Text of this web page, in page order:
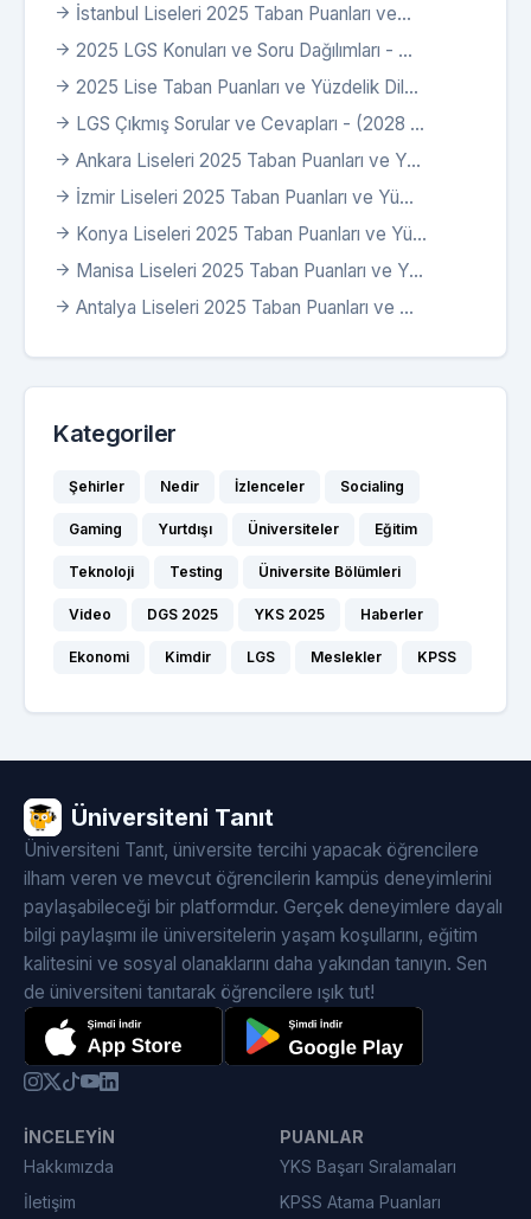
İstanbul Liseleri 2025 Taban Puanları ve...
2025 LGS Konuları ve Soru Dağılımları - ...
2025 Lise Taban Puanları ve Yüzdelik Dil...
LGS Çıkmış Sorular ve Cevapları - (2028 ...
Ankara Liseleri 2025 Taban Puanları ve Y...
İzmir Liseleri 2025 Taban Puanları ve Yü...
Konya Liseleri 2025 Taban Puanları ve Yü...
Manisa Liseleri 2025 Taban Puanları ve Y...
Antalya Liseleri 2025 Taban Puanları ve ...
Kategoriler
Şehirler Nedir İzlenceler Socialing
Gaming Yurtdışı Üniversiteler Eğitim
Teknoloji Testing Üniversite Bölümleri
Video DGS 2025 YKS 2025 Haberler
Ekonomi Kimdir LGS Meslekler KPSS
Üniversiteni Tanıt
Üniversiteni Tanıt, üniversite tercihi yapacak öğrencilere
ilham veren ve mevcut öğrencilerin kampüs deneyimlerini
paylaşabileceği bir platformdur. Gerçek deneyimlere dayalı
bilgi paylaşımı ile üniversitelerin yaşam koşullarını, eğitim
kalitesini ve sosyal olanaklarını daha yakından tanıyın. Sen
de üniversiteni tanıtarak öğrencilere ışık tut!
İNCELEYIN
Hakkımızda
İletişim
PUANLAR
YKS Başarı Sıralamaları
KPSS Atama Puanları